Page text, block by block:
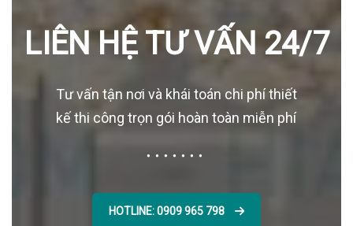
LIÊN HỆ TƯ VẤN 24/7
Tư vấn tận nơi và khái toán chi phí thiết
kế thi công trọn gói hoàn toàn miễn phí
HOTLINE: 0909 965 798